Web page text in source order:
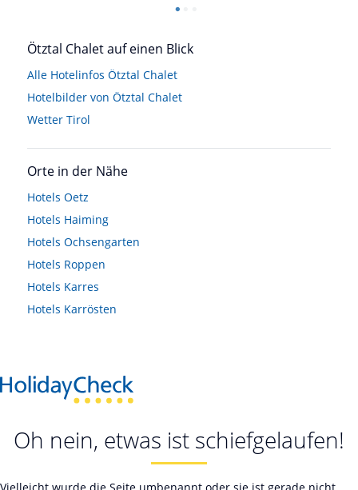
Ötztal Chalet auf einen Blick
Alle Hotelinfos Ötztal Chalet
Hotelbilder von Ötztal Chalet
Wetter Tirol
Orte in der Nähe
Hotels Oetz
Hotels Haiming
Hotels Ochsengarten
Hotels Roppen
Hotels Karres
Hotels Karrösten
Oh nein, etwas ist schiefgelaufen!